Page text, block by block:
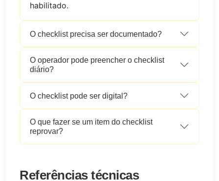
habilitado.
O checklist precisa ser documentado?
O operador pode preencher o checklist
diário?
O checklist pode ser digital?
O que fazer se um item do checklist
reprovar?
Referências técnicas